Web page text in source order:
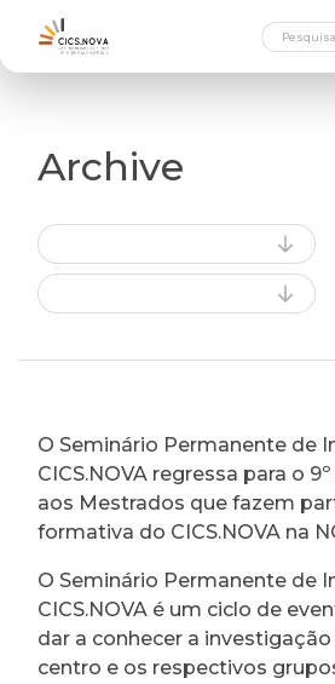
Archive
O Seminário Permanente de
CICS.NOVA regressa para o
aos Mestrados que fazem
formativa do CICS.NOVA na
O Seminário Permanente de
CICS.NOVA é um ciclo de
dar a conhecer a
centro e os respectivos